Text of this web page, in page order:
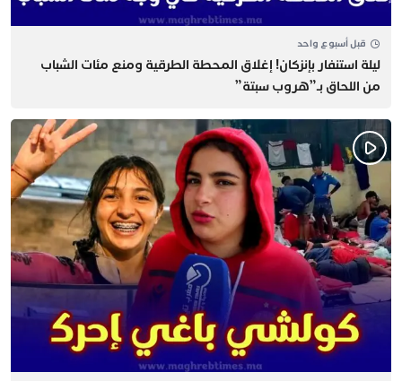
قبل أسبوع واحد
​ليلة استنفار بإنزكان! إغلاق المحطة الطرقية ومنع مئات الشباب
من اللحاق بـ”هروب سبتة”